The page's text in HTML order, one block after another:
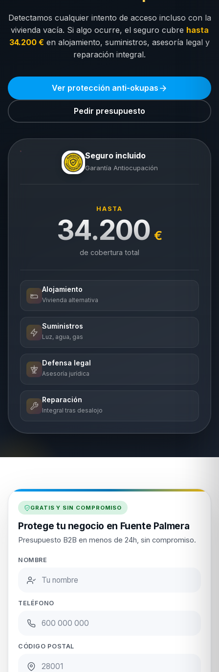
Detectamos cualquier intento de acceso incluso con la
vivienda vacía. Si algo ocurre, el seguro cubre hasta
34.200 € en alojamiento, suministros, asesoría legal y
reparación integral.
Ver protección anti-okupas
Pedir presupuesto
Seguro incluido
Garantía Antiocupación
HASTA
34.200 €
de cobertura total
Alojamiento
Vivienda alternativa
Suministros
Luz, agua, gas
Defensa legal
Asesoría jurídica
Reparación
Integral tras desalojo
GRATIS Y SIN COMPROMISO
Protege tu negocio en Fuente Palmera
Presupuesto B2B en menos de 24h, sin compromiso.
NOMBRE
TELÉFONO
CÓDIGO POSTAL